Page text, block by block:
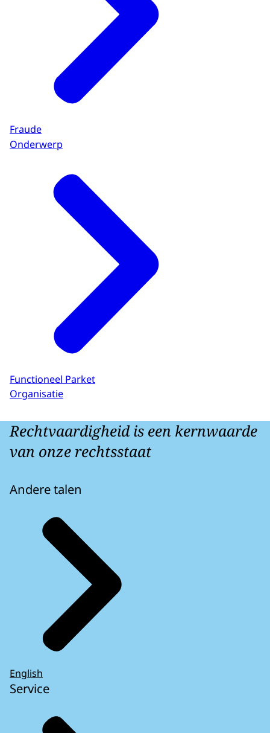
Fraude
Onderwerp
Functioneel Parket
Organisatie
Rechtvaardigheid is een kernwaarde
van onze rechtsstaat
Andere talen
English
Service